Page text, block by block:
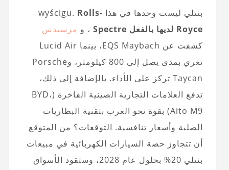
بنتلي ليست وحدها في هذا wyścigu. Rolls-
Royce لديها بالفعل Spectre
، و مرسيدس
كشفت عن EQS Maybach، بينما Lucid Air
تغري بمدى يصل إلى 800 كيلومتر، وPorsche
Taycan تركز على الأداء. بالإضافة إلى ذلك،
تدفع العلامات التجارية الصينية الفاخرة (BYD،
Aito M9) بقوة نحو الغرب بتقنية البطاريات
الصلبة وأسعار تنافسية. التوقعات؟ من المتوقع
أن تتجاوز حصة السيارات الكهربائية في مبيعات
بنتلي 20% بحلول عام 2028، وستقود الأسواق